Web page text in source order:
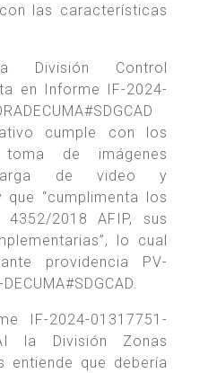
las características
División Control
en Informe IF-2024-
cumple con los
toma de imágenes
de video y
“cumplimenta los
2018 AFIP, sus
lo cual
providencia PV-
IF-2024-01317751-
la División Zonas
entiende que debería